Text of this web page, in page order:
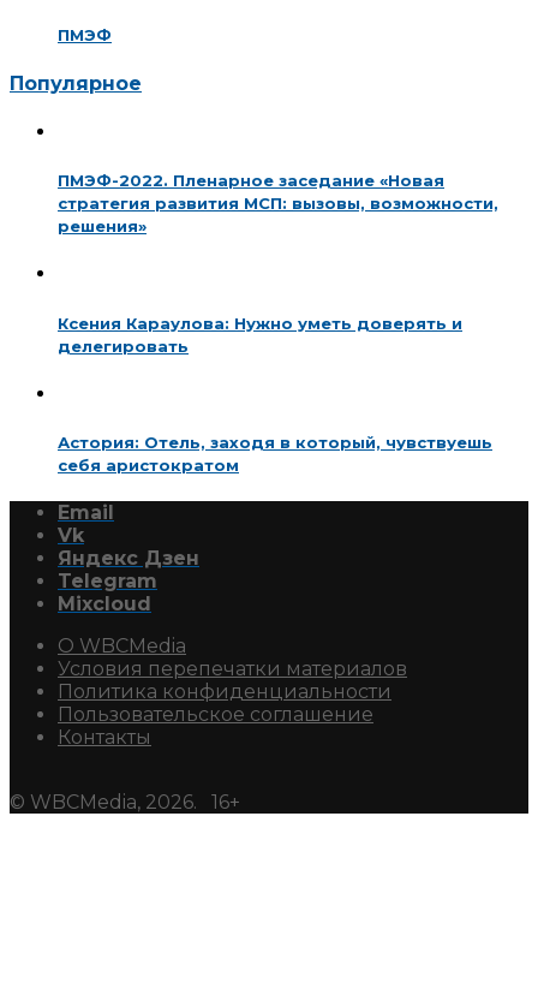
ПМЭФ
Популярное
ПМЭФ-2022. Пленарное заседание «Новая
стратегия развития МСП: вызовы, возможности,
решения»
Ксения Караулова: Нужно уметь доверять и
делегировать
Астория: Отель, заходя в который, чувствуешь
себя аристократом
Email
Vk
Яндекс Дзен
Telegram
Mixcloud
О WBCMedia
Условия перепечатки материалов
Политика конфиденциальности
Пользовательское соглашение
Контакты
© WBCMedia, 2026. 16+